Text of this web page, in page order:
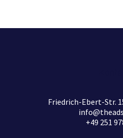
Friedrich-Ebert-Str.
+49 251